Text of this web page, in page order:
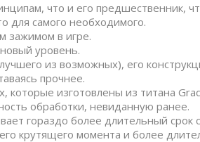
что и его предшественник,
для самого необходимого.
зажимом в игре.
уровень.
из возможных), его
прочнее.
изготовлены из титана
обработки, невиданную ранее.
гораздо более длительный срок
крутящего момента и более